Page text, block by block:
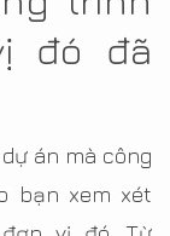
đó đã
án mà công
bạn xem xét